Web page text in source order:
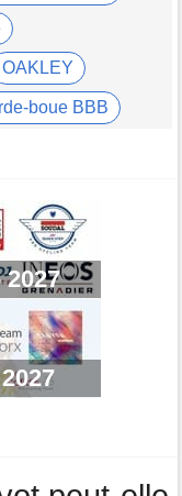
étape du Tour
Femmes, malade
général..."
les infos ici !
de sa formation
08/08
du WorldTour
le 16 août
du monde
OAKLEY
boue BBB